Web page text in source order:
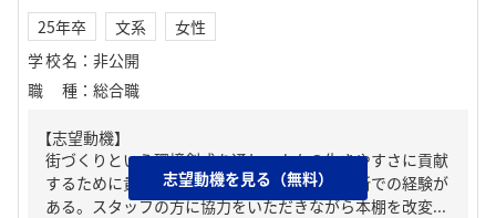
25年卒 文系
女性
学校名 ： 非公開
職種 ： 総合職
【志望動機】
街づくりという環境創成を通し、人々の生きやすさに貢献
するために貴社を志望する。背景に学童保育所での経験が
ある。スタッフの方に協力をいただきながら本棚を改変...
志望動機を見る（無料）